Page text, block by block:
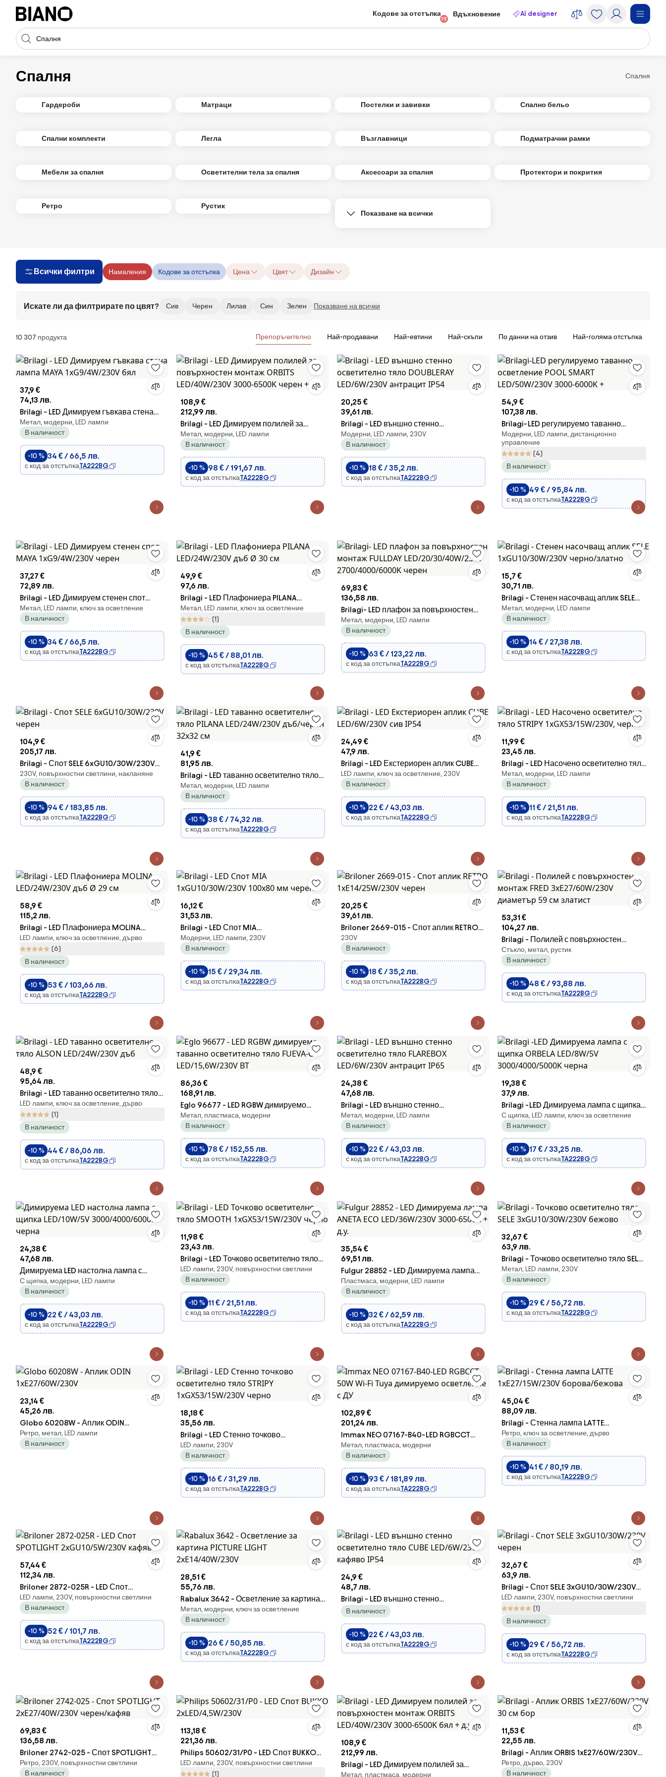
Пропускане към съдържанието
Търсене
Кодове за отстъпка
19
Вдъхновение AI designer
Спалня Спалня
Гардероби Матраци Постелки и завивки Спално бельо
Спални комплекти Легла Възглавници Подматрачни рамки
Мебели за спалня Осветителни тела за спалня Аксесоари за спалня Протектори и покрития
Ретро
Рустик
Показване на всички
Всички филтри Намаления Кодове за отстъпка Цена Цвят Дизайн
Искате ли да филтрирате по цвят? Показване на всички
Сив Черен Лилав Син Зелен
Продукти
10 307 продукта Препоръчително Най-продавани Най-евтини Най-скъпи По данни на отзив Най-голяма отстъпка
37,9 €
74,13 лв.
Brilagi - LED Димируем гъвкава стена
лампа MAYA 1xG9/4W/230V бял
Метал, модерни, LED лампи
В наличност
-10 % 34 € / 66,5 лв.
с код за отстъпкаTA222BG
108,9 €
212,99 лв.
Brilagi - LED Димируем полилей за
повърхностен монтаж ORBITS
LED/40W/230V 3000-6500K черен + д.у.
Метал, модерни, LED лампи
В наличност
-10 % 98 € / 191,67 лв.
с код за отстъпкаTA222BG
20,25 €
39,61 лв.
Brilagi - LED външно стенно
осветително тяло DOUBLERAY
LED/6W/230V антрацит IP54
Модерни, LED лампи, 230V
В наличност
-10 % 18 € / 35,2 лв.
с код за отстъпкаTA222BG
54,9 €
107,38 лв.
Brilagi-LED регулируемо таванно
осветление POOL SMART
LED/50W/230V 3000-6000K +
Модерни, LED лампи, дистанционно
управление
(4)
В наличност
-10 % 49 € / 95,84 лв.
с код за отстъпкаTA222BG
37,27 €
72,89 лв.
Brilagi - LED Димируем стенен спот
MAYA 1xG9/4W/230V черен
Метал, LED лампи, ключ за осветление
В наличност
-10 % 34 € / 66,5 лв.
с код за отстъпкаTA222BG
49,9 €
97,6 лв.
Brilagi - LED Плафониера PILANA
LED/24W/230V дъб Ø 30 см
Метал, LED лампи, ключ за осветление
(1)
В наличност
-10 % 45 € / 88,01 лв.
с код за отстъпкаTA222BG
69,83 €
136,58 лв.
Brilagi- LED плафон за повърхностен
монтаж FULLDAY LED/20/30/40W/230V
2700/4000/6000K черен
Метал, модерни, LED лампи
В наличност
-10 % 63 € / 123,22 лв.
с код за отстъпкаTA222BG
15,7 €
30,71 лв.
Brilagi - Стенен насочващ аплик SELE
1xGU10/30W/230V черно/златно
Метал, модерни, LED лампи
В наличност
-10 % 14 € / 27,38 лв.
с код за отстъпкаTA222BG
104,9 €
205,17 лв.
Brilagi - Спот SELE 6xGU10/30W/230V
черен
230V, повърхностни светлини, накланяне
В наличност
-10 % 94 € / 183,85 лв.
с код за отстъпкаTA222BG
41,9 €
81,95 лв.
Brilagi - LED таванно осветително тяло
PILANA LED/24W/230V дъб/черен 32x32
см
Метал, модерни, LED лампи
В наличност
-10 % 38 € / 74,32 лв.
с код за отстъпкаTA222BG
24,49 €
47,9 лв.
Brilagi - LED Екстериорен аплик CUBE
LED/6W/230V сив IP54
LED лампи, ключ за осветление, 230V
В наличност
-10 % 22 € / 43,03 лв.
с код за отстъпкаTA222BG
11,99 €
23,45 лв.
Brilagi - LED Насочено осветително тяло
STRIPY 1xGX53/15W/230V, черно
Метал, модерни, LED лампи
В наличност
-10 % 11 € / 21,51 лв.
с код за отстъпкаTA222BG
58,9 €
115,2 лв.
Brilagi - LED Плафониера MOLINA
LED/24W/230V дъб Ø 29 см
LED лампи, ключ за осветление, дърво
(6)
В наличност
-10 % 53 € / 103,66 лв.
с код за отстъпкаTA222BG
16,12 €
31,53 лв.
Brilagi - LED Спот MIA
1xGU10/30W/230V 100x80 мм черен
Модерни, LED лампи, 230V
В наличност
-10 % 15 € / 29,34 лв.
с код за отстъпкаTA222BG
20,25 €
39,61 лв.
Briloner 2669-015 - Спот аплик RETRO
1xE14/25W/230V черен
230V
В наличност
-10 % 18 € / 35,2 лв.
с код за отстъпкаTA222BG
53,31 €
104,27 лв.
Brilagi - Полилей с повърхностен
монтаж FRED 3xE27/60W/230V
диаметър 59 см златист
Стъкло, метал, рустик
В наличност
-10 % 48 € / 93,88 лв.
с код за отстъпкаTA222BG
48,9 €
95,64 лв.
Brilagi - LED таванно осветително тяло
ALSON LED/24W/230V дъб
LED лампи, ключ за осветление, дърво
(1)
В наличност
-10 % 44 € / 86,06 лв.
с код за отстъпкаTA222BG
86,36 €
168,91 лв.
Eglo 96677 - LED RGBW димируемо
таванно осветително тяло FUEVA-C
LED/15,6W/230V BT
Метал, пластмаса, модерни
В наличност
-10 % 78 € / 152,55 лв.
с код за отстъпкаTA222BG
24,38 €
47,68 лв.
Brilagi - LED външно стенно
осветително тяло FLAREBOX
LED/6W/230V антрацит IP65
Метал, модерни, LED лампи
В наличност
-10 % 22 € / 43,03 лв.
с код за отстъпкаTA222BG
19,38 €
37,9 лв.
Brilagi -LED Димируема лампа с щипка
ORBELA LED/8W/5V 3000/4000/5000K
черна
С щипка, LED лампи, ключ за осветление
В наличност
-10 % 17 € / 33,25 лв.
с код за отстъпкаTA222BG
24,38 €
47,68 лв.
Димируема LED настолна лампа с
щипка LED/10W/5V 3000/4000/6000K
черна
С щипка, модерни, LED лампи
В наличност
-10 % 22 € / 43,03 лв.
с код за отстъпкаTA222BG
11,98 €
23,43 лв.
Brilagi - LED Точково осветително тяло
SMOOTH 1xGX53/15W/230V черно
LED лампи, 230V, повърхностни светлини
В наличност
-10 % 11 € / 21,51 лв.
с код за отстъпкаTA222BG
35,54 €
69,51 лв.
Fulgur 28852 - LED Димируема лампа
ANETA ECO LED/36W/230V 3000-6500K
+ д.у.
Пластмаса, модерни, LED лампи
В наличност
-10 % 32 € / 62,59 лв.
с код за отстъпкаTA222BG
32,67 €
63,9 лв.
Brilagi - Точково осветително тяло SELE
3xGU10/30W/230V бежово
Метал, LED лампи, 230V
В наличност
-10 % 29 € / 56,72 лв.
с код за отстъпкаTA222BG
23,14 €
45,26 лв.
Globo 60208W - Аплик ODIN
1xE27/60W/230V
Ретро, метал, LED лампи
В наличност
18,18 €
35,56 лв.
Brilagi - LED Стенно точково
осветително тяло STRIPY
1xGX53/15W/230V черно
LED лампи, 230V
В наличност
-10 % 16 € / 31,29 лв.
с код за отстъпкаTA222BG
102,89 €
201,24 лв.
Immax NEO 07167-B40-LED RGBCCT
50W Wi-Fi Tuya димируемо осветление
с ДУ
Метал, пластмаса, модерни
В наличност
-10 % 93 € / 181,89 лв.
с код за отстъпкаTA222BG
45,04 €
88,09 лв.
Brilagi - Стенна лампа LATTE
1xE27/15W/230V борова/бежова
Ретро, ключ за осветление, дърво
В наличност
-10 % 41 € / 80,19 лв.
с код за отстъпкаTA222BG
57,44 €
112,34 лв.
Briloner 2872-025R - LED Спот
SPOTLIGHT 2xGU10/5W/230V кафяв
LED лампи, 230V, повърхностни светлини
В наличност
-10 % 52 € / 101,7 лв.
с код за отстъпкаTA222BG
28,51 €
55,76 лв.
Rabalux 3642 - Осветление за картина
PICTURE LIGHT 2xE14/40W/230V
Метал, модерни, ключ за осветление
В наличност
-10 % 26 € / 50,85 лв.
с код за отстъпкаTA222BG
24,9 €
48,7 лв.
Brilagi - LED външно стенно
осветително тяло CUBE LED/6W/230V
кафяво IP54
В наличност
-10 % 22 € / 43,03 лв.
с код за отстъпкаTA222BG
32,67 €
63,9 лв.
Brilagi - Спот SELE 3xGU10/30W/230V
черен
LED лампи, 230V, повърхностни светлини
(1)
В наличност
-10 % 29 € / 56,72 лв.
с код за отстъпкаTA222BG
69,83 €
136,58 лв.
Briloner 2742-025 - Спот SPOTLIGHT
2xE27/40W/230V черен/кафяв
Ретро, 230V, повърхностни светлини
В наличност
113,18 €
221,36 лв.
Philips 50602/31/P0 - LED Спот BUKKO
2xLED/4,5W/230V
LED лампи, 230V, повърхностни светлини
(1)
108,9 €
212,99 лв.
Brilagi - LED Димируем полилей за
Метал, пластмаса, модерни
11,53 €
22,55 лв.
Brilagi - Аплик ORBIS 1xE27/60W/230V
30 см бор
Ретро, дърво, 230V
В наличност